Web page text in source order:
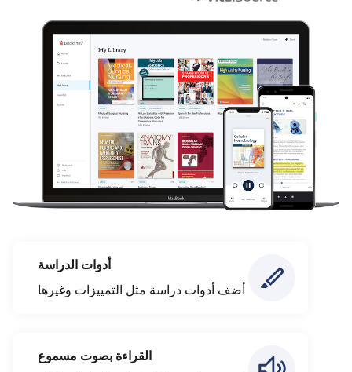
أدوات الدراسة
أضف أدوات دراسة مثل التمييزات وغيرها
القراءة بصوت مسموع